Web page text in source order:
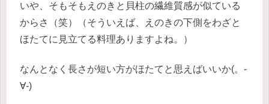
いや、そもそもえのきと貝柱の繊維質感が似ている
からさ（笑）（そういえば、えのきの下側をわざと
ほたてに見立てる料理ありますよね。）
なんとなく長さが短い方がほたてと思えばいいか(。-
∀-)